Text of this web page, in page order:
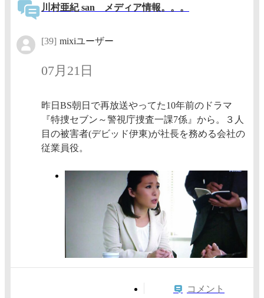
川村亜紀 san メディア情報。。。
[39] mixiユーザー
07月21日
昨日BS朝日で再放送やってた10年前のドラマ
『特捜セブン～警視庁捜査一課7係』から。３人
目の被害者(デビッド伊東)が社長を務める会社の
従業員役。
コメント